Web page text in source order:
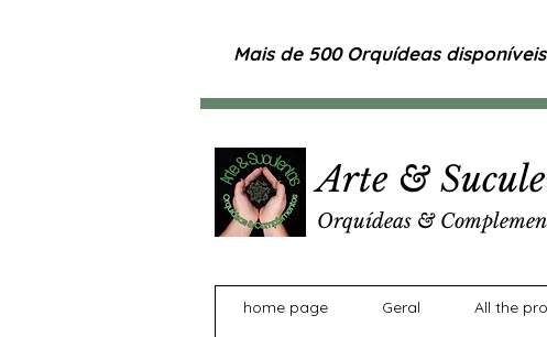
Mais de 500 Orquídeas
Arte &
Orquídeas &
home page Geral All the